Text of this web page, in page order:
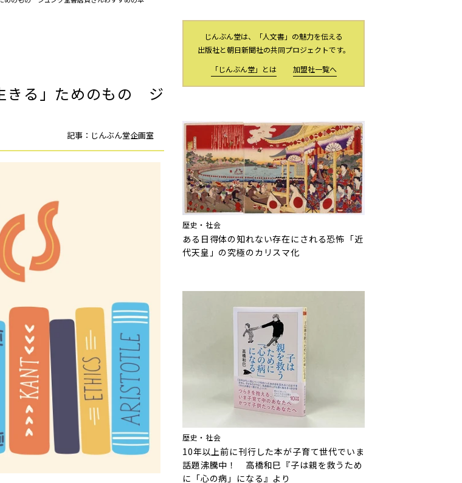
きる」ためのもの ジ
記事：じんぶん堂企画室
じんぶん堂は、「人文書」の魅力を伝える
出版社と朝日新聞社の共同プロジェクトです。
「じんぶん堂」とは
加盟社一覧へ
歴史・社会
ある日得体の知れない存在にされる恐怖――「近
代天皇」の究極のカリスマ化
歴史・社会
10年以上前に刊行した本が子育て世代でいま
話題沸騰中！ 高橋和巳『子は親を救うため
に「心の病」になる』より